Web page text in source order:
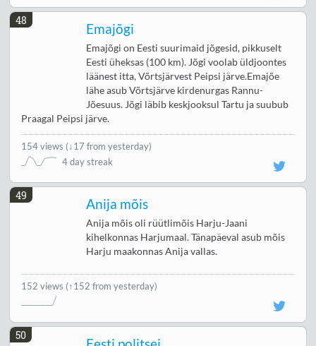
48
Emajõgi
Emajõgi on Eesti suurimaid jõgesid, pikkuselt
Eesti üheksas (100 km). Jõgi voolab üldjoontes
läänest itta, Võrtsjärvest Peipsi järve.Emajõe
lähe asub Võrtsjärve kirdenurgas Rannu-
Jõesuus. Jõgi läbib keskjooksul Tartu ja suubub
Praagal Peipsi järve.
154 views (↓17 from yesterday)
4 day streak
49
Anija mõis
Anija mõis oli rüütlimõis Harju-Jaani
kihelkonnas Harjumaal. Tänapäeval asub mõis
Harju maakonnas Anija vallas.
152 views (↑152 from yesterday)
50